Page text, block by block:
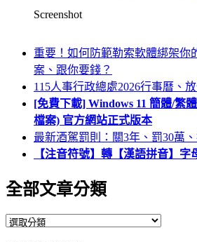
Screenshot
重要！如何防範勒索軟體綁架你
案、跟你要錢？
115人事行政總處2026行事曆、放
[免費下載] Windows 11 簡體/繁
檔案) 官方網站正式版本
最新酒駕罰則：關3年、罰30萬
【注音符號】轉【漢語拼音】字
全部文章分類
全